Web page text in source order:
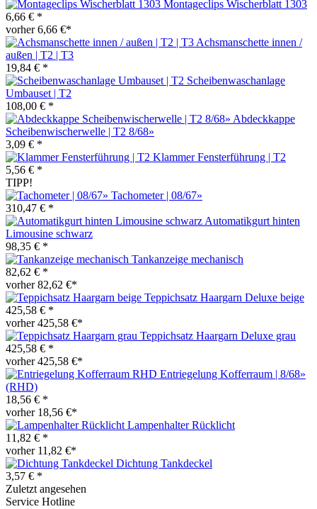
Montageclips Wischerblatt 1303
6,66 € *
vorher 6,66 €*
Achsmanschette innen /
außen | T2 | T3
19,84 € *
Scheibenwaschanlage
Umbauset | T2
108,00 € *
Abdeckkappe
Scheibenwischerwelle | T2 8/68»
3,09 € *
Klammer Fensterführung | T2
5,56 € *
TIPP!
Tachometer | 08/67»
310,47 € *
Automatikgurt hinten
Limousine schwarz
98,35 € *
Tankanzeige mechanisch
82,62 € *
vorher 82,62 €*
Teppichsatz Haargarn Deluxe beige
425,58 € *
vorher 425,58 €*
Teppichsatz Haargarn Deluxe grau
425,58 € *
vorher 425,58 €*
Entriegelung Kofferraum | 8/68»
(RHD)
18,56 € *
vorher 18,56 €*
Lampenhalter Rücklicht
11,82 € *
vorher 11,82 €*
Dichtung Tankdeckel
3,57 € *
Zuletzt angesehen
Service Hotline